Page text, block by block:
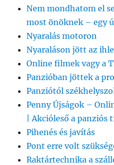
Nem mondhatom el
most önöknek – egy
Nyaralás motoron
Nyaraláson jött az
Online filmek vagy a
Panzióban jöttek a
Panziótól
Penny Újságok –
| Akcióleső a panziós
Pihenés és javítás
Pont erre volt
Raktártechnika a